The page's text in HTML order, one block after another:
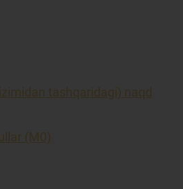
tashqaridagi) naqd
(M0)